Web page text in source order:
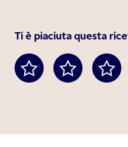
Ti è piaciuta questa